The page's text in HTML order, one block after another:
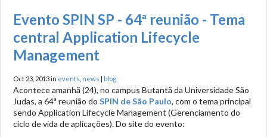
Evento SPIN SP - 64ª reunião - Tema
central Application Lifecycle
Management
Oct 23, 2013 in events news | blog
Acontece amanhã (24), no campus Butantã da Universidade São
Judas, a 64ª reunião do SPIN de São Paulo, com o tema principal
sendo Application Lifecycle Management (Gerenciamento do
ciclo de vida de aplicações). Do site do evento: